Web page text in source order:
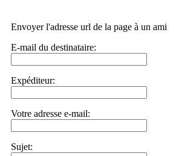
Envoyer l'adresse url de la page à un ami
E-mail du destinataire:
Expéditeur:
Votre adresse e-mail:
Sujet: